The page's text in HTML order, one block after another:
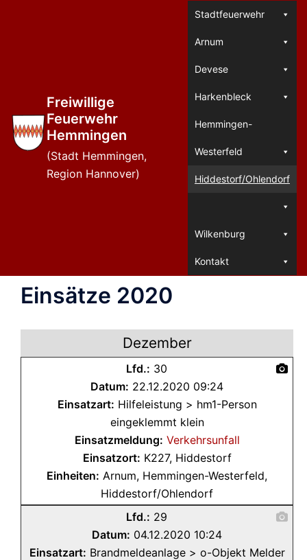
Freiwillige
Feuerwehr
Hemmingen
(Stadt Hemmingen,
Region Hannover)
Stadtfeuerwehr
Arnum
Devese
Harkenbleck
Hemmingen-
Westerfeld
Hiddestorf/Ohlendorf
Wilkenburg
Kontakt
Einsätze 2020
Dezember
Lfd.: 30
Datum: 22.12.2020 09:24
Einsatzart: Hilfeleistung > hm1-Person
eingeklemmt klein
Einsatzmeldung: Verkehrsunfall
Einsatzort: K227, Hiddestorf
Einheiten: Arnum, Hemmingen-Westerfeld,
Hiddestorf/Ohlendorf
Lfd.: 29
Datum: 04.12.2020 10:24
Einsatzart: Brandmeldeanlage > o-Objekt Melder